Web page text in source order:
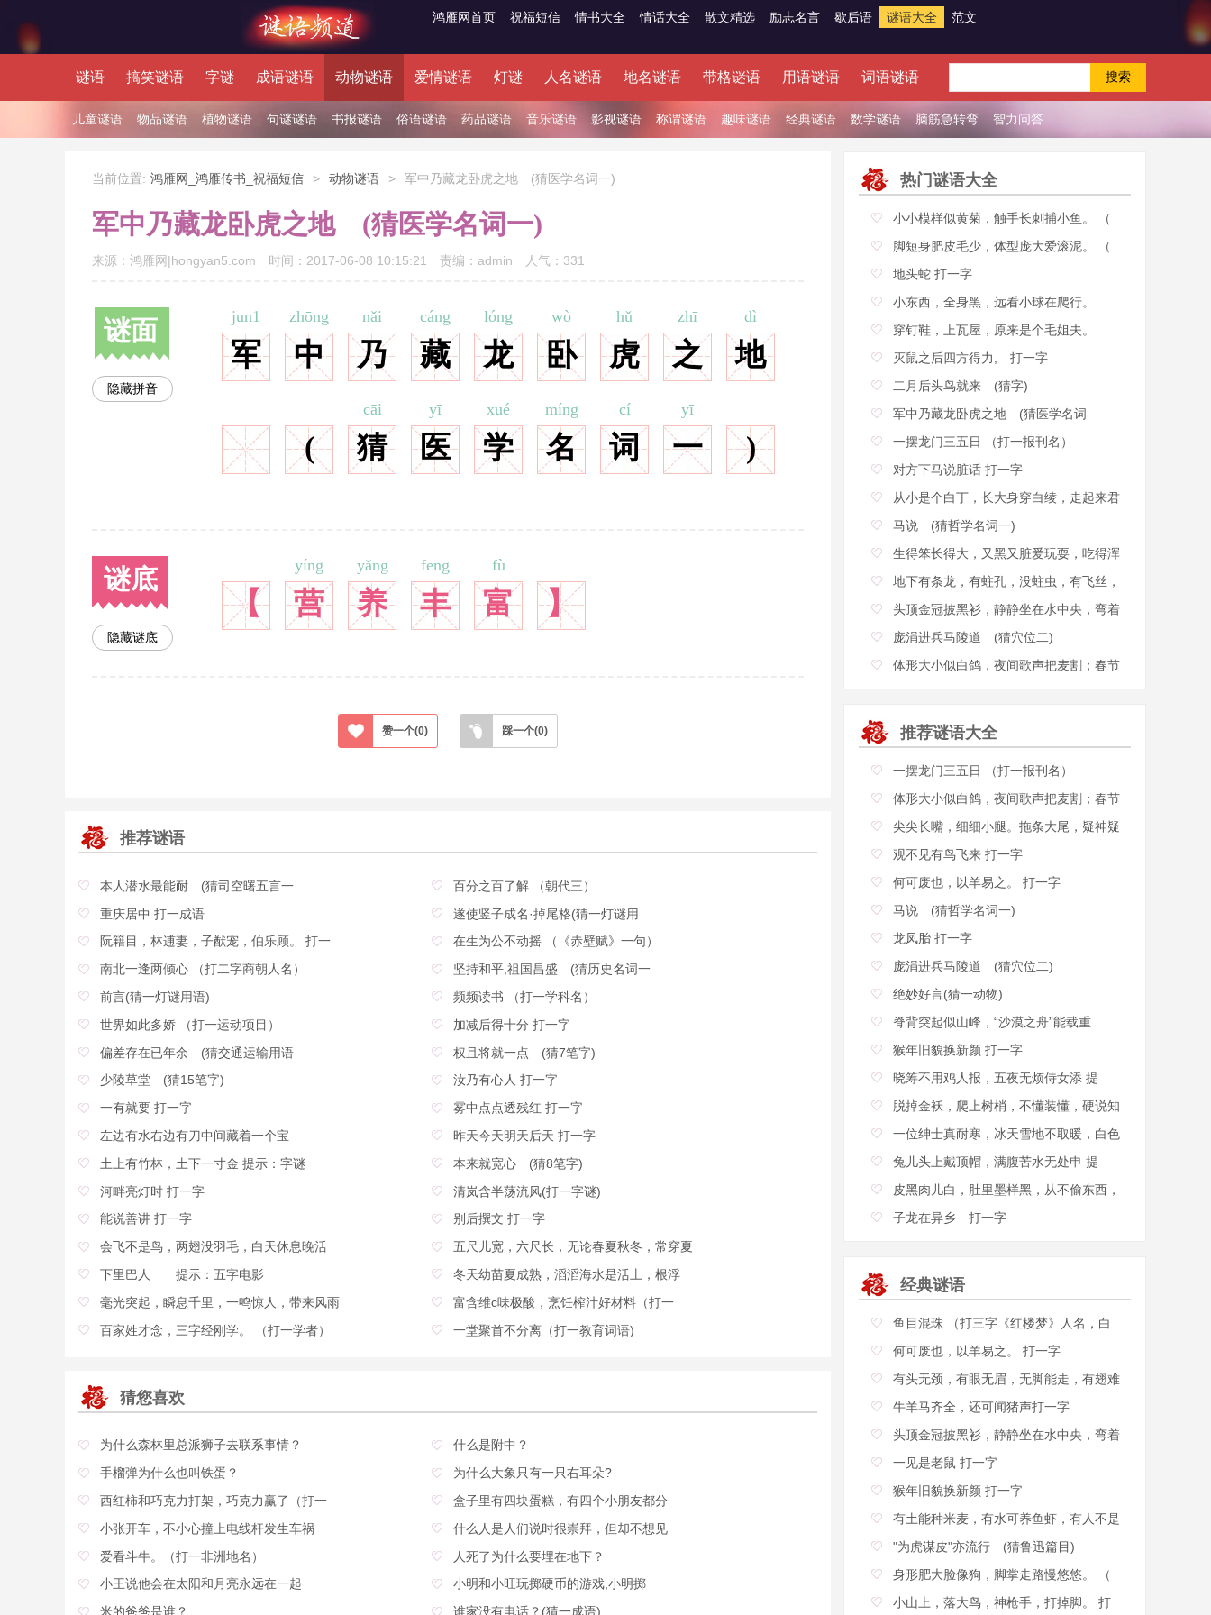
鸿雁网首页 祝福短信 情书大全 情话大全 散文精选 励志名言 歇后语 谜语大全 范文
谜语 搞笑谜语 字谜 成语谜语 动物谜语 爱情谜语 灯谜 人名谜语 地名谜语 带格谜语 用语谜语 词语谜语
儿童谜语 物品谜语 植物谜语 句谜谜语 书报谜语 俗语谜语 药品谜语 音乐谜语 影视谜语 称谓谜语 趣味谜语 经典谜语 数学谜语 脑筋急转弯 智力问答
当前位置: 鸿雁网_鸿雁传书_祝福短信 > 动物谜语 > 军中乃藏龙卧虎之地 (猜医学名词一)
军中乃藏龙卧虎之地 (猜医学名词一)
来源： 鸿雁网|hongyan5.com 时间： 2017-06-08 10:15:21 责编： admin 人气： 331
谜面
隐藏拼音
军
jun1
中
zhōng
乃
nǎi
藏
cáng
龙
lóng
卧
wò
虎
hǔ
之
zhī
地
dì
( 猜
cāi
医
yī
学
xué
名
míng
词
cí
一
yī
)
谜底
隐藏谜底
【 营
yíng
养
yǎng
丰
fēng
富
fù
】
赞一个(0) 踩一个(0)
推荐谜语
本人潜水最能耐 (猜司空曙五言一
百分之百了解 （朝代三）
重庆居中 打一成语
遂使竖子成名·掉尾格(猜一灯谜用
阮籍目，林逋妻，子猷宠，伯乐顾。 打一
在生为公不动摇 （《赤壁赋》一句）
南北一逢两倾心 （打二字商朝人名）
坚持和平,祖国昌盛 (猜历史名词一
前言(猜一灯谜用语)
频频读书 （打一学科名）
世界如此多娇 （打一运动项目）
加减后得十分 打一字
偏差存在已年余 (猜交通运输用语
权且将就一点 (猜7笔字)
少陵草堂 (猜15笔字)
汝乃有心人 打一字
一有就要 打一字
雾中点点透残红 打一字
左边有水右边有刀中间藏着一个宝
昨天今天明天后天 打一字
土上有竹林，土下一寸金 提示：字谜
本来就宽心 (猜8笔字)
河畔亮灯时 打一字
清岚含半荡流风(打一字谜)
能说善讲 打一字
别后撰文 打一字
会飞不是鸟，两翅没羽毛，白天休息晚活
五尺儿宽，六尺长，无论春夏秋冬，常穿夏
下里巴人 提示：五字电影
冬天幼苗夏成熟，滔滔海水是活土，根浮
毫光突起，瞬息千里，一鸣惊人，带来风雨
富含维c味极酸，烹饪榨汁好材料（打一
百家姓才念，三字经刚学。 （打一学者）
一堂聚首不分离（打一教育词语)
猜您喜欢
为什么森林里总派狮子去联系事情？
什么是附中？
手榴弹为什么也叫铁蛋？
为什么大象只有一只右耳朵?
西红柿和巧克力打架，巧克力赢了（打一
盒子里有四块蛋糕，有四个小朋友都分
小张开车，不小心撞上电线杆发生车祸
什么人是人们说时很崇拜，但却不想见
爱看斗牛。（打一非洲地名）
人死了为什么要埋在地下？
小王说他会在太阳和月亮永远在一起
小明和小旺玩掷硬币的游戏,小明掷
米的爸爸是谁？
谁家没有电话？(猜一成语)
热门谜语大全
小小模样似黄菊，触手长刺捕小鱼。 （
脚短身肥皮毛少，体型庞大爱滚泥。 （
地头蛇 打一字
小东西，全身黑，远看小球在爬行。
穿钉鞋，上瓦屋，原来是个毛姐夫。
灭鼠之后四方得力, 打一字
二月后头鸟就来 (猜字)
军中乃藏龙卧虎之地 (猜医学名词
一摆龙门三五日 （打一报刊名）
对方下马说脏话 打一字
从小是个白丁，长大身穿白绫，走起来君
马说 (猜哲学名词一)
生得笨长得大，又黑又脏爱玩耍，吃得浑
地下有条龙，有蛀孔，没蛀虫，有飞丝，
头顶金冠披黑衫，静静坐在水中央，弯着
庞涓进兵马陵道 (猜穴位二)
体形大小似白鸽，夜间歌声把麦割；春节
推荐谜语大全
一摆龙门三五日 （打一报刊名）
体形大小似白鸽，夜间歌声把麦割；春节
尖尖长嘴，细细小腿。拖条大尾，疑神疑
观不见有鸟飞来 打一字
何可废也，以羊易之。 打一字
马说 (猜哲学名词一)
龙凤胎 打一字
庞涓进兵马陵道 (猜穴位二)
绝妙好言(猜一动物)
脊背突起似山峰，“沙漠之舟”能载重
猴年旧貌换新颜 打一字
晓筹不用鸡人报，五夜无烦侍女添 提
脱掉金袄，爬上树梢，不懂装懂，硬说知
一位绅士真耐寒，冰天雪地不取暖，白色
兔儿头上戴顶帽，满腹苦水无处申 提
皮黑肉儿白，肚里墨样黑，从不偷东西，
子龙在异乡 打一字
经典谜语
鱼目混珠 （打三字《红楼梦》人名，白
何可废也，以羊易之。 打一字
有头无颈，有眼无眉，无脚能走，有翅难
牛羊马齐全，还可闻猪声打一字
头顶金冠披黑衫，静静坐在水中央，弯着
一见是老鼠 打一字
猴年旧貌换新颜 打一字
有土能种米麦，有水可养鱼虾，有人不是
"为虎谋皮"亦流行 (猜鲁迅篇目)
身形肥大脸像狗，脚掌走路慢悠悠。 （
小山上，落大鸟，神枪手，打掉脚。 打